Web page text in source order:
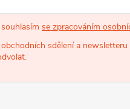
se zpracováním
sdělení a